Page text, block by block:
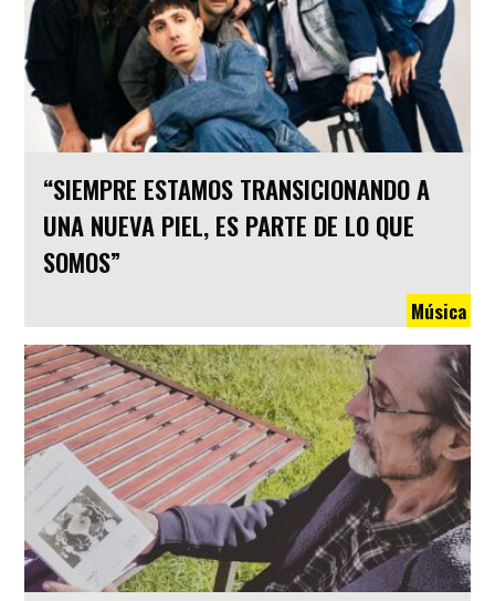
“SIEMPRE ESTAMOS TRANSICIONANDO A
UNA NUEVA PIEL, ES PARTE DE LO QUE
SOMOS”
Música